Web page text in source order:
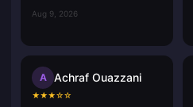
Aug 9, 2026
A Achraf Ouazzani
★★★☆☆